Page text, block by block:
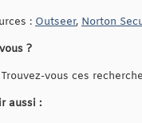
: Outseer, Norton
?
Trouvez-vous ces
aussi :